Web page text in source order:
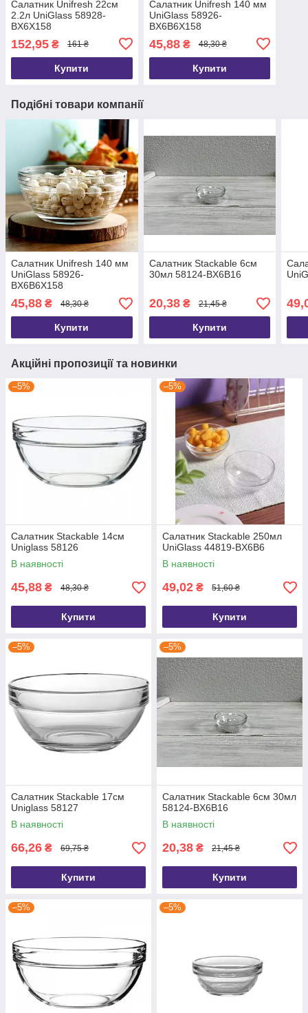
Салатник Unifresh 22см
2.2л UniGlass 58928-
BX6X158
152,95 ₴ 161 ₴
Купити
Салатник Unifresh 140 мм
UniGlass 58926-
BX6B6X158
45,88₴ 48,30 ₴
Купити
Подібні товари компанії
Салатник Unifresh 140 мм
UniGlass 58926-
BX6B6X158
45,88 ₴ 48,30 ₴
Купити
Салатник Stackable 6см
30мл 58124-BX6B16
20,38₴ 21,45 ₴
Купити
Акційні пропозиції та новинки
–5%
Салатник Stackable 14см
Uniglass 58126
В наявності
45,88 ₴ 48,30 ₴
Купити
–5%
Салатник Stackable 250мл
UniGlass 44819-BX6B6
В наявності
49,02 ₴ 51,60 ₴
Купити
–5%
Салатник Stackable 17см
Uniglass 58127
В наявності
66,26 ₴ 69,75 ₴
Купити
–5%
Салатник Stackable 6см 30мл
58124-BX6B16
В наявності
20,38 ₴ 21,45 ₴
Купити
–5% –5%